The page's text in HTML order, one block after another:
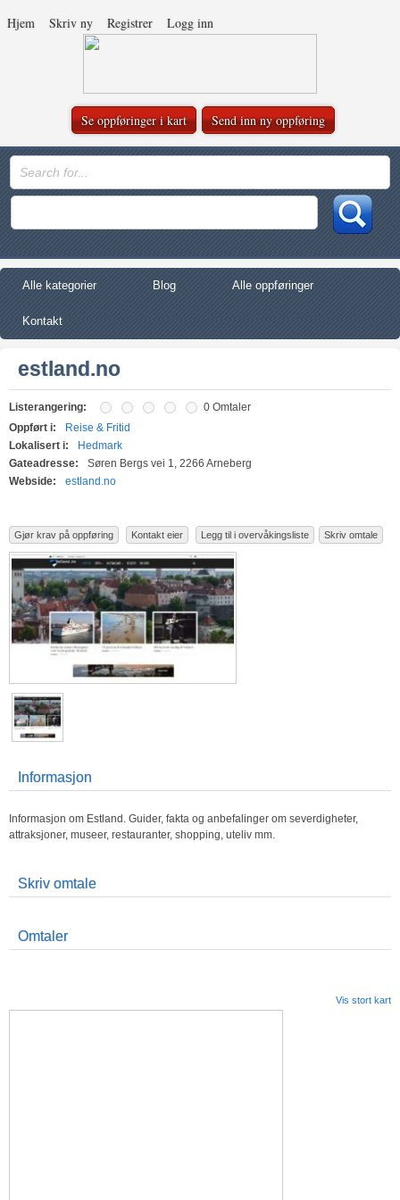
Hjem Skriv ny Registrer Logg inn
Se oppføringer i kart Send inn ny oppføring
Alle kategorier Blog Alle oppføringer
Kontakt
estland.no
Listerangering:
0 Omtaler
Oppført i:
Reise & Fritid
Lokalisert i:
Hedmark
Gateadresse:
Søren Bergs vei 1, 2266 Arneberg
Webside:
estland.no
Gjør krav på oppføring Kontakt eier Legg til i overvåkingsliste Skriv omtale
Informasjon
Informasjon om Estland. Guider, fakta og anbefalinger om severdigheter,
attraksjoner, museer, restauranter, shopping, uteliv mm.
Skriv omtale
Omtaler
Vis stort kart